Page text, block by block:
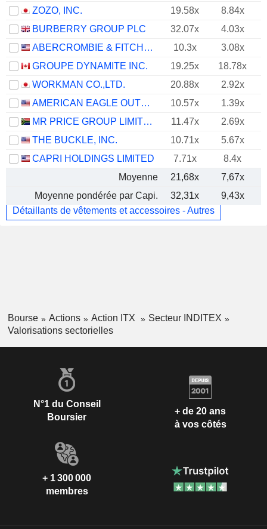
ZOZO, INC.
19.58x
8.84x
BURBERRY GROUP PLC
32.07x
4.03x
ABERCROMBIE & FITCH CO.
10.3x
3.08x
GROUPE DYNAMITE INC.
19.25x
18.78x
WORKMAN CO.,LTD.
20.88x
2.92x
AMERICAN EAGLE OUTFITTERS, INC.
10.57x
1.39x
MR PRICE GROUP LIMITED
11.47x
2.69x
THE BUCKLE, INC.
10.71x
5.67x
CAPRI HOLDINGS LIMITED
7.71x
8.4x
Moyenne
21,68x
7,67x
Moyenne pondérée par Capi.
32,31x
9,43x
Détaillants de vêtements et accessoires - Autres
Bourse Actions Action ITX
Secteur INDITEX
Valorisations sectorielles
N°1 du Conseil
Boursier
+ de 20 ans
à vos côtés
+ 1 300 000
membres